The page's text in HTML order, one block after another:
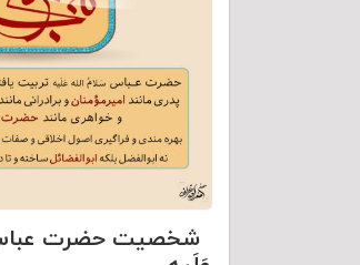
شخصیت حضرت عباس